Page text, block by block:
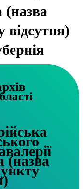
(назва
відсутня)
(назва